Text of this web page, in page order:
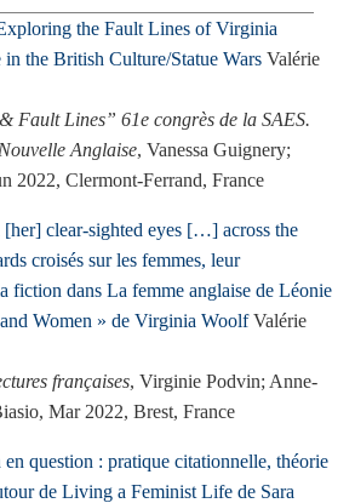
the Fault Lines of Virginia
in the British Culture/Statue Wars Valérie
Fault Lines” 61e congrès de la SAES.
Anglaise, Vanessa Guignery;
2022, Clermont-Ferrand, France
clear-sighted eyes […] across the
croisés sur les femmes, leur
fiction dans La femme anglaise de Léonie
Women » de Virginia Woolf Valérie
françaises, Virginie Podvin; Anne-
Mar 2022, Brest, France
en question : pratique citationnelle, théorie
de Living a Feminist Life de Sara